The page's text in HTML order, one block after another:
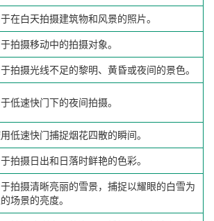
在白天拍摄建筑物和风景的照片。
拍摄移动中的拍摄对象。
拍摄光线不足的黎明、黄昏或夜间的景色。
低速快门下的夜间拍摄。
低速快门捕捉烟花四散的瞬间。
拍摄日出和日落时鲜艳的色彩。
拍摄清晰亮丽的雪景，捕捉以耀眼的白雪为
场景的亮度。